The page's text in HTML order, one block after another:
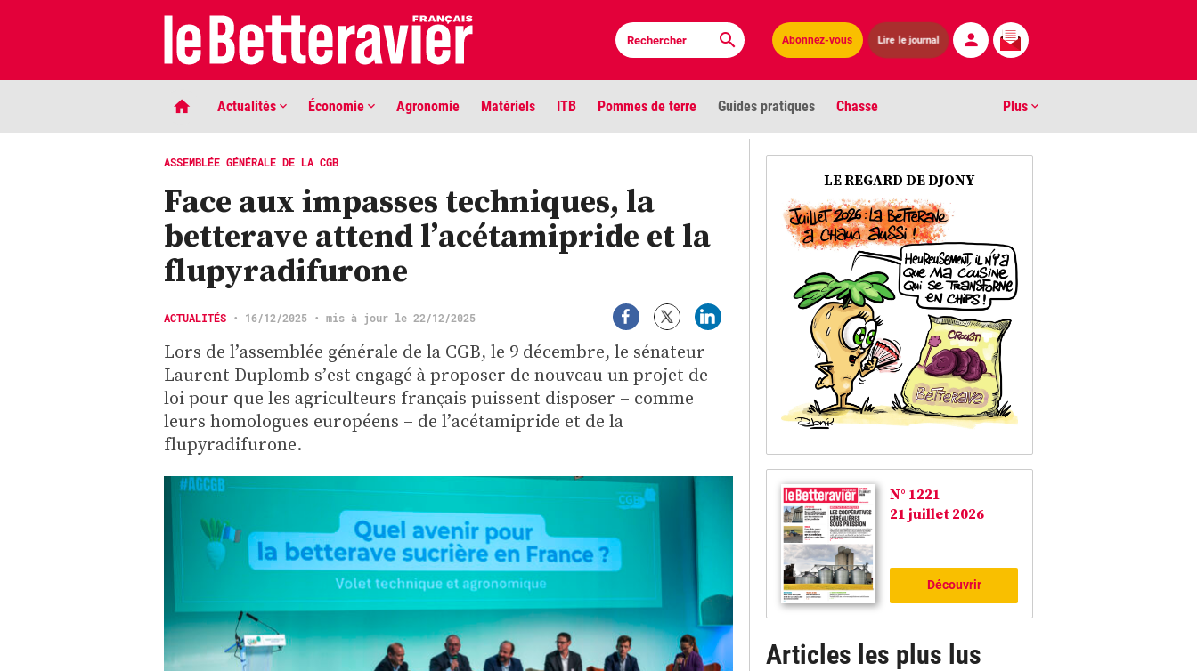
Abonnez-vous Lire le journal
Actualités Économie Agronomie Matériels ITB Pommes de terre Guides pratiques Chasse Plus
LIGNE DE MIRE
Phaco quand tu nous tiens …
LIGNE DE MIRE
Les louvetiers devant le Parlement
PLUS
Anciens numéros
Biocarburants
Environnement
Vidéos
Contact
ASSEMBLÉE GÉNÉRALE DE LA CGB
Face aux impasses techniques, la
betterave attend l’acétamipride et la
flupyradifurone
ACTUALITÉS • 16/12/2025 • mis à jour le 22/12/2025
Lors de l’assemblée générale de la CGB, le 9 décembre, le sénateur
Laurent Duplomb s’est engagé à proposer de nouveau un projet de
loi pour que les agriculteurs français puissent disposer – comme
leurs homologues européens – de l’acétamipride et de la
flupyradifurone.
LE REGARD DE DJONY
N° 1221
21 juillet 2026
Découvrir
Articles les plus lus